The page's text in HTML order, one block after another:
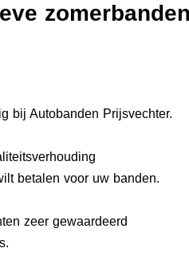
zomerbanden
bij Autobanden Prijsvechter.
betalen voor uw banden.
zeer gewaardeerd